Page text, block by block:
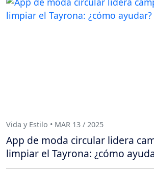
Vida y Estilo • MAR 13 / 2025
App de moda circular lidera
limpiar el Tayrona: ¿cómo